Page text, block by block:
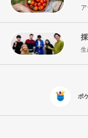
生
ポ